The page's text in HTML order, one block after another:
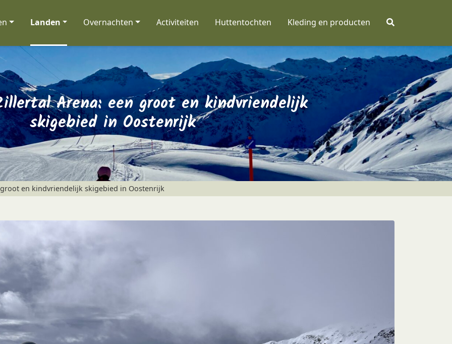
Landen Overnachten Activiteiten Huttentochten Kleding en producten
Arena: een groot en kindvriendelijk
skigebied in Oostenrijk
en kindvriendelijk skigebied in Oostenrijk